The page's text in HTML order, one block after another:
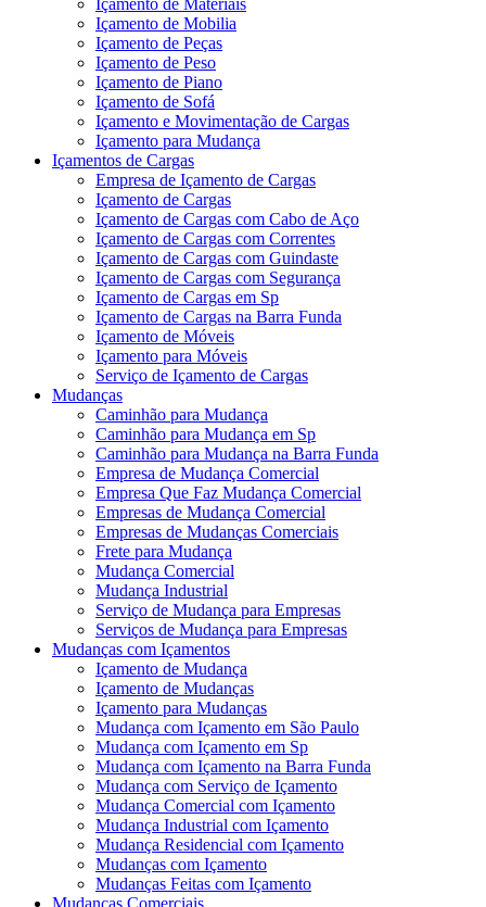
Içamento de Mobilia
Içamento de Peças
Içamento de Peso
Içamento de Piano
Içamento de Sofá
Içamento e Movimentação de Cargas
Içamento para Mudança
Içamentos de Cargas
Empresa de Içamento de Cargas
Içamento de Cargas
Içamento de Cargas com Cabo de Aço
Içamento de Cargas com Correntes
Içamento de Cargas com Guindaste
Içamento de Cargas com Segurança
Içamento de Cargas em Sp
Içamento de Cargas na Barra Funda
Içamento de Móveis
Içamento para Móveis
Serviço de Içamento de Cargas
Mudanças
Caminhão para Mudança
Caminhão para Mudança em Sp
Caminhão para Mudança na Barra Funda
Empresa de Mudança Comercial
Empresa Que Faz Mudança Comercial
Empresas de Mudança Comercial
Empresas de Mudanças Comerciais
Frete para Mudança
Mudança Comercial
Mudança Industrial
Serviço de Mudança para Empresas
Serviços de Mudança para Empresas
Mudanças com Içamentos
Içamento de Mudança
Içamento de Mudanças
Içamento para Mudanças
Mudança com Içamento em São Paulo
Mudança com Içamento em Sp
Mudança com Içamento na Barra Funda
Mudança com Serviço de Içamento
Mudança Comercial com Içamento
Mudança Industrial com Içamento
Mudança Residencial com Içamento
Mudanças com Içamento
Mudanças Feitas com Içamento
Mudanças Comerciais